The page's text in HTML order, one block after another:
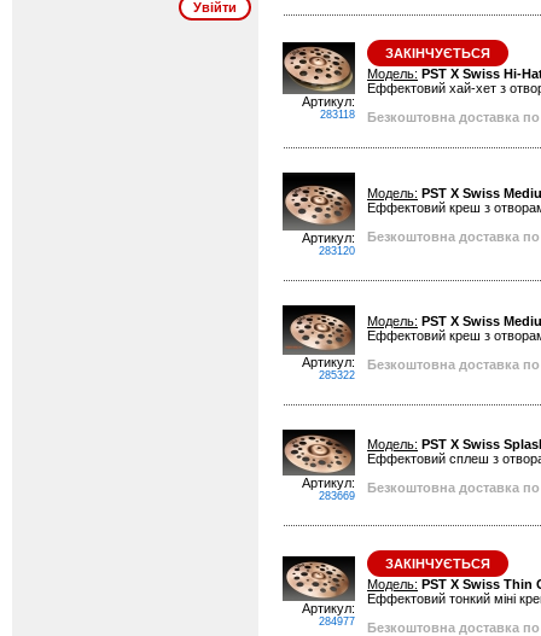
Артикул:
283118
ЗАКІНЧУЄТЬСЯ
Модель: PST X Swiss Hi-
Еффектовий хай-хет з
Безкоштовна доставка по
Артикул:
283120
Модель: PST X Swiss
Еффектовий креш з
Безкоштовна доставка по
Артикул:
285322
Модель: PST X Swiss
Еффектовий креш з
Безкоштовна доставка по
Артикул:
283669
Модель: PST X Swiss
Еффектовий сплеш з
Безкоштовна доставка по
Артикул:
284977
ЗАКІНЧУЄТЬСЯ
Модель: PST X Swiss Thin
Еффектовий тонкий міні
Безкоштовна доставка по